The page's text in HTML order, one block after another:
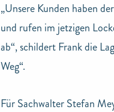
„Unsere Kunden haben
und rufen im jetzigen
ab“, schildert Frank die
Weg“.
Für Sachwalter Stefan